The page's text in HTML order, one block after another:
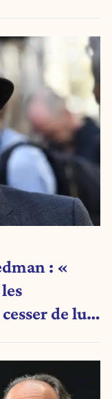
: «
de lui